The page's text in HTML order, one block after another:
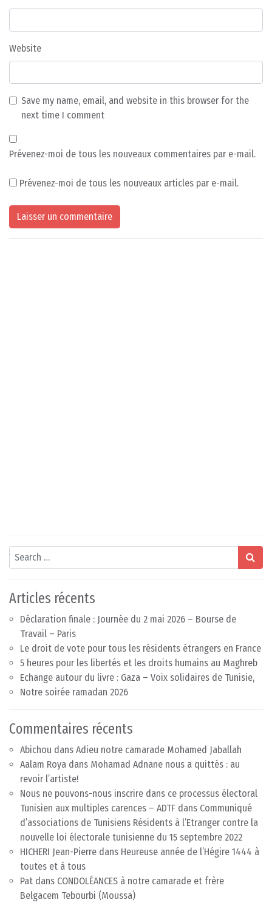
Website
Save my name, email, and website in this browser for the
next time I comment
Prévenez-moi de tous les nouveaux commentaires par e-mail.
Prévenez-moi de tous les nouveaux articles par e-mail.
Search
Articles récents
Déclaration finale : Journée du 2 mai 2026 – Bourse de
Travail – Paris
Le droit de vote pour tous les résidents étrangers en France
5 heures pour les libertés et les droits humains au Maghreb
Echange autour du livre : Gaza – Voix solidaires de Tunisie,
Notre soirée ramadan 2026
Commentaires récents
Abichou dans Adieu notre camarade Mohamed Jaballah
Aalam Roya dans Mohamad Adnane nous a quittés : au
revoir l’artiste!
Nous ne pouvons-nous inscrire dans ce processus électoral
Tunisien aux multiples carences – ADTF dans Communiqué
d’associations de Tunisiens Résidents à l’Etranger contre la
nouvelle loi électorale tunisienne du 15 septembre 2022
HICHERI Jean-Pierre dans Heureuse année de l’Hégire 1444 à
toutes et à tous
Pat dans CONDOLÉANCES à notre camarade et frère
Belgacem Tebourbi (Moussa)